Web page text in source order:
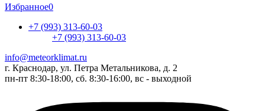
Избранное0
+7 (993) 313-60-03
+7 (993) 313-60-03
info@meteorklimat.ru
г. Краснодар, ул. Петра Метальникова, д. 2
пн-пт 8:30-18:00, сб. 8:30-16:00, вс - выходной